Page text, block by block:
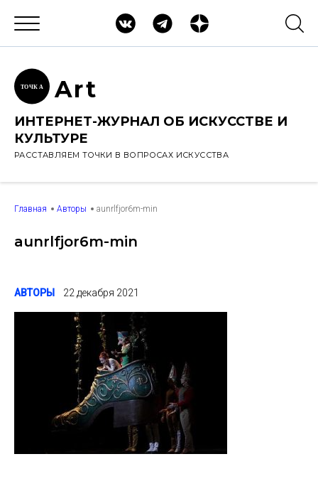
ТОЧК А Art
ИНТЕРНЕТ-ЖУРНАЛ ОБ ИСКУССТВЕ И
КУЛЬТУРЕ
РАССТАВЛЯЕМ ТОЧКИ В ВОПРОСАХ ИСКУССТВА
Главная Авторы aunrlfjor6m-min
aunrlfjor6m-min
АВТОРЫ 22 декабря 2021